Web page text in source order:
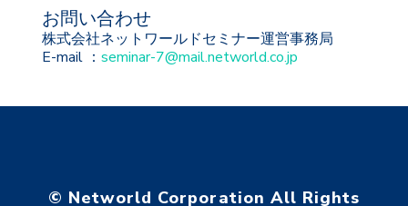
お問い合わせ
株式会社ネットワールドセミナー運営事務局
E-mail ： seminar-7@mail.networld.co.jp
© Networld Corporation All Rights